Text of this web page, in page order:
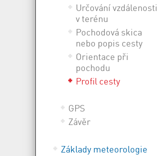
Určování vzdálenosti
v terénu
Pochodová skica
nebo popis cesty
Orientace při
pochodu
Profil cesty
GPS
Závěr
Základy meteorologie